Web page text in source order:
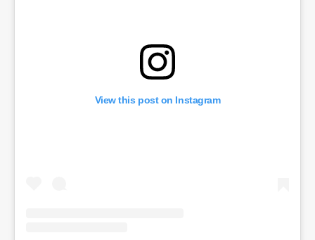
View this post on Instagram